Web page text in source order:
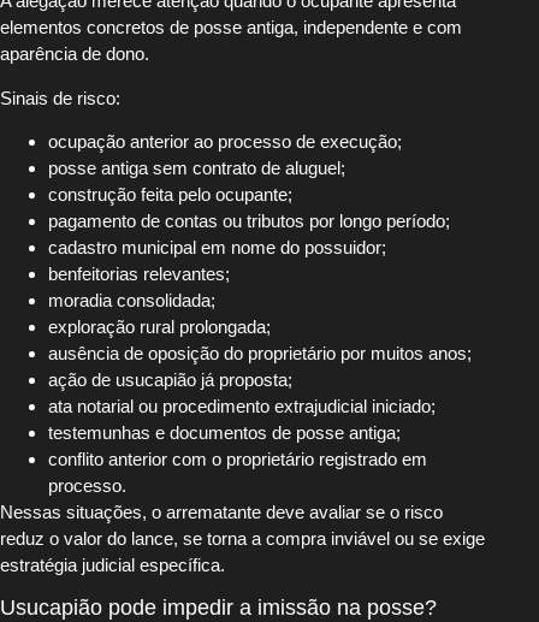
elementos concretos de posse antiga, independente e com
aparência de dono.
Sinais de risco:
ocupação anterior ao processo de execução;
posse antiga sem contrato de aluguel;
construção feita pelo ocupante;
pagamento de contas ou tributos por longo período;
cadastro municipal em nome do possuidor;
benfeitorias relevantes;
moradia consolidada;
exploração rural prolongada;
ausência de oposição do proprietário por muitos anos;
ação de usucapião já proposta;
ata notarial ou procedimento extrajudicial iniciado;
testemunhas e documentos de posse antiga;
conflito anterior com o proprietário registrado em
processo.
Nessas situações, o arrematante deve avaliar se o risco
reduz o valor do lance, se torna a compra inviável ou se exige
estratégia judicial específica.
Usucapião pode impedir a imissão na posse?